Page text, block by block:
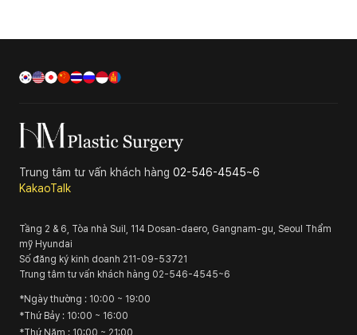
Trung tâm tư vấn khách hàng 02-546-4545~6
KakaoTalk
Tầng 2 & 6, Tòa nhà Suil, 114 Dosan-daero, Gangnam-gu, Seoul Thẩm
mỹ Hyundai
Số đăng ký kinh doanh 211-09-53721
Trung tâm tư vấn khách hàng 02-546-4545~6
*Ngày thường : 10:00 ~ 19:00
*Thứ Bảy : 10:00 ~ 16:00